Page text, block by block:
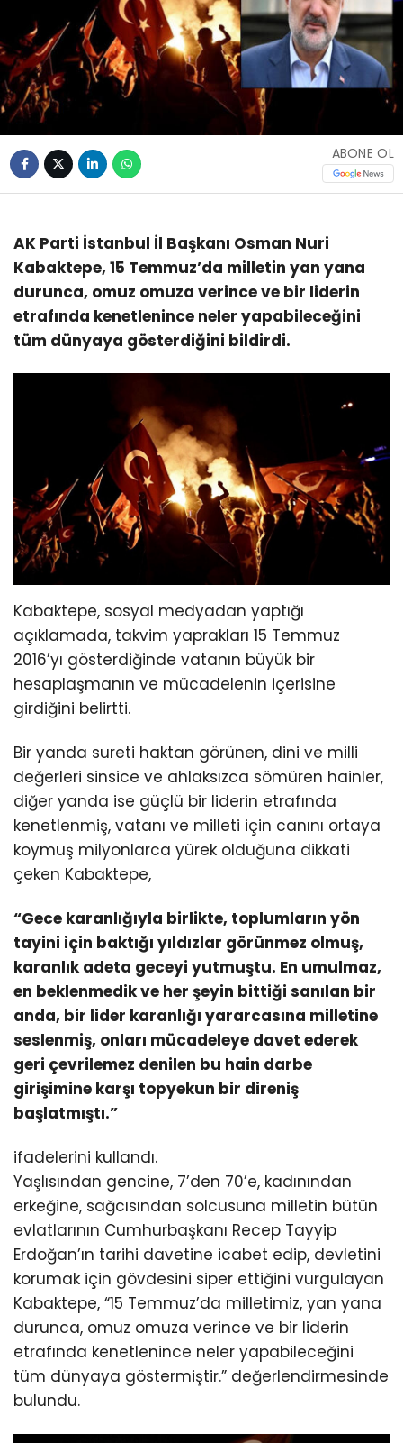
ABONE OL
AK Parti İstanbul İl Başkanı Osman Nuri
Kabaktepe, 15 Temmuz’da milletin yan yana
durunca, omuz omuza verince ve bir liderin
etrafında kenetlenince neler yapabileceğini
tüm dünyaya gösterdiğini bildirdi.
Kabaktepe, sosyal medyadan yaptığı
açıklamada, takvim yaprakları 15 Temmuz
2016’yı gösterdiğinde vatanın büyük bir
hesaplaşmanın ve mücadelenin içerisine
girdiğini belirtti.
Bir yanda sureti haktan görünen, dini ve milli
değerleri sinsice ve ahlaksızca sömüren hainler,
diğer yanda ise güçlü bir liderin etrafında
kenetlenmiş, vatanı ve milleti için canını ortaya
koymuş milyonlarca yürek olduğuna dikkati
çeken Kabaktepe,
“Gece karanlığıyla birlikte, toplumların yön
tayini için baktığı yıldızlar görünmez olmuş,
karanlık adeta geceyi yutmuştu. En umulmaz,
en beklenmedik ve her şeyin bittiği sanılan bir
anda, bir lider karanlığı yararcasına milletine
seslenmiş, onları mücadeleye davet ederek
geri çevrilemez denilen bu hain darbe
girişimine karşı topyekun bir direniş
başlatmıştı.”
ifadelerini kullandı.
Yaşlısından gencine, 7’den 70’e, kadınından
erkeğine, sağcısından solcusuna milletin bütün
evlatlarının Cumhurbaşkanı Recep Tayyip
Erdoğan’ın tarihi davetine icabet edip, devletini
korumak için gövdesini siper ettiğini vurgulayan
Kabaktepe, “15 Temmuz’da milletimiz, yan yana
durunca, omuz omuza verince ve bir liderin
etrafında kenetlenince neler yapabileceğini
tüm dünyaya göstermiştir.” değerlendirmesinde
bulundu.